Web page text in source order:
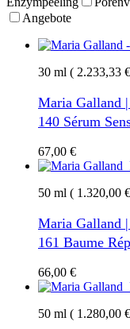
Angebote
30 ml ( 2.233,33
Maria Galland |
140 Sérum
67,00 €
50 ml ( 1.320,00
Maria Galland |
161 Baume
66,00 €
50 ml ( 1.280,00